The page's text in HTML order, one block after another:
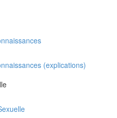
(explications)